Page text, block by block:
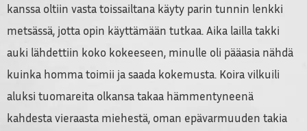
kanssa oltiin vasta toissailtana käyty parin tunnin lenkki
metsässä, jotta opin käyttämään tutkaa. Aika lailla takki
auki lähdettiin koko kokeeseen, minulle oli pääasia nähdä
kuinka homma toimii ja saada kokemusta. Koira vilkuili
aluksi tuomareita olkansa takaa hämmentyneenä
kahdesta vieraasta miehestä, oman epävarmuuden takia